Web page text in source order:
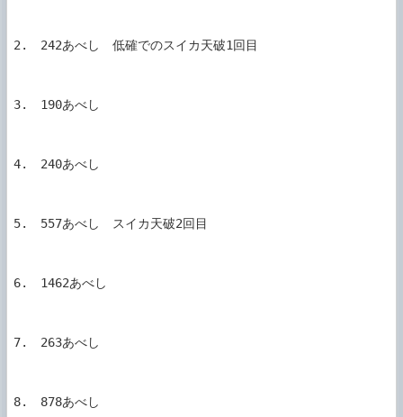
2.　242あべし　低確でのスイカ天破1回目
3.　190あべし
4.　240あべし
5.　557あべし　スイカ天破2回目
6.　1462あべし
7.　263あべし
8.　878あべし